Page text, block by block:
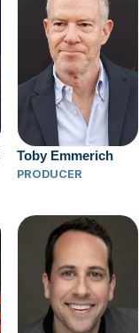
Toby Emmerich
PRODUCER